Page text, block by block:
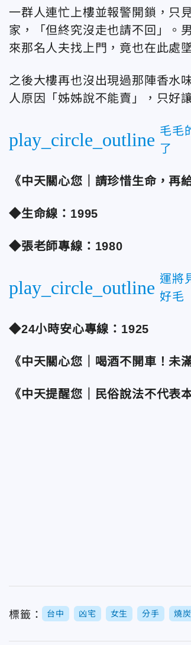
一群人連忙上樓並報警開鎖，只
家，「但終究沒走也請不回」。
來那名人夫找上門，竟也在此處
之後大樓再也沒出現過那陣香水
人原因「姊姊說不能賣」，只好
play_circle_outline 毛毛
了
《中天關心您｜請珍惜生命，再
◆生命線：1995
◆張老師專線：1980
play_circle_outline 運將
好毛
◆24小時安心專線：1925
《中天關心您｜喝酒不開車！未
《中天提醒您｜民俗說法不代表
標籤： 台中 凶宅 女生 分手 燒炭